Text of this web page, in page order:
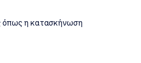
όπως η κατασκήνωση